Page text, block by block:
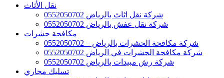
نقل الأثاث
شركة نقل اثاث بالرياض 0552050702
شركة نقل عفش بالرياض 0552050702
مكافحة حشرات
شركة مكافحة الحشرات بالرياض – 0552050702
شركة مكافحة الحشرات في الرياض 0552050702
شركة رش مبيدات بالرياض 0552050702
تسليك مجاري